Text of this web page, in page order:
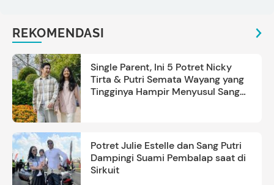
REKOMENDASI
Single Parent, Ini 5 Potret Nicky
Tirta & Putri Semata Wayang yang
Tingginya Hampir Menyusul Sang
Potret Julie Estelle dan Sang Putri
Dampingi Suami Pembalap saat di
Sirkuit